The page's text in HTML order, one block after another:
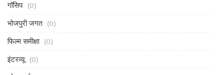
गॉसिप (0)
भोजपुरी जगत (0)
फिल्म समीक्षा (0)
इंटरव्यू (0)